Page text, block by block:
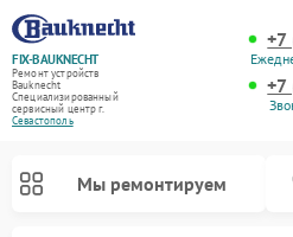
FIX-BAUKNECHT
Ремонт устройств
Bauknecht
Специализированный
cервисный центр г.
Севастополь
Мы ремонтируем